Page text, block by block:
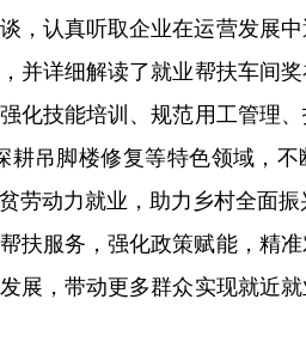
，认真听取企业在运营发展
并详细解读了就业帮扶车间奖
化技能培训、规范用工管理
吊脚楼修复等特色领域，不
劳动力就业，助力乡村全面振
扶服务，强化政策赋能，精
展，带动更多群众实现就近就